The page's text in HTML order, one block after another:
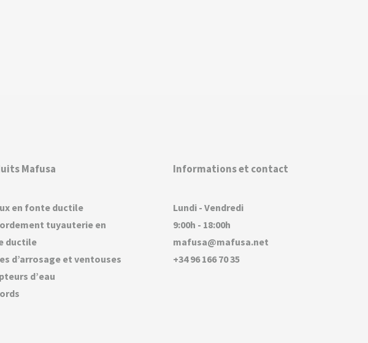
Mafusa
en fonte ductile
tuyauterie en
ductile
d’arrosage et ventouses
d’eau
Informations et contact
Lundi - Vendredi
9:00h - 18:00h
mafusa@mafusa.net
+34 96 166 70 35